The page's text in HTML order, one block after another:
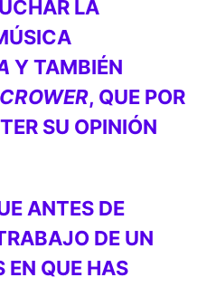
LA
Y TAMBIÉN
, QUE POR
SU OPINIÓN
ANTES DE
DE UN
EN QUE HAS